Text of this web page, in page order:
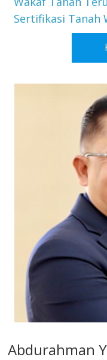
Sertifikasi Tanah
Abdurahman